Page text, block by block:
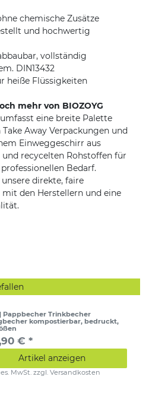
chemische Zusätze
und hochwertig
vollständig
DIN13432
heiße Flüssigkeiten
mehr von BIOZOYG
eine breite Palette
Away Verpackungen und
Einweggeschirr aus
und recycelten Rohstoffen für
Bedarf.
direkte, faire
den Herstellern und eine
Pappbecher Trinkbecher
kompostierbar, bedruckt,
€ *
Artikel anzeigen
MwSt. zzgl.Versandkosten